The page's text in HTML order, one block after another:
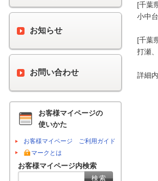
[千葉
小中
[千葉
打瀬
詳細
お知らせ
お問い合わせ
お客様マイページの
使いかた
お客様マイページ ご利用ガイド
マークとは
お客様マイページ内検索